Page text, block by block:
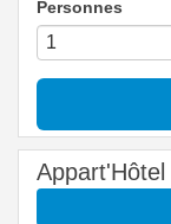
Personnes